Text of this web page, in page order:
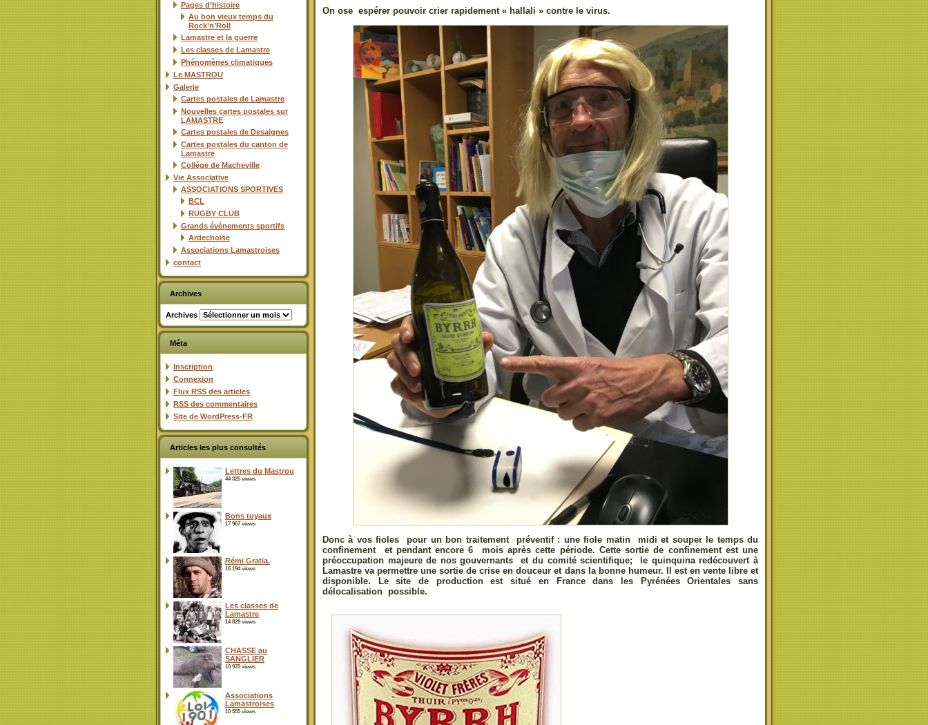
Pages d’histoire
Au bon vieux temps du
Rock’n’Roll
Lamastre et la guerre
Les classes de Lamastre
Phénomènes climatiques
Le MASTROU
Galerie
Cartes postales de Lamastre
Nouvelles cartes postales sur
LAMASTRE
Cartes postales de Desaignes
Cartes postales du canton de
Lamastre
Collège de Macheville
Vie Associative
ASSOCIATIONS SPORTIVES
BCL
RUGBY CLUB
Grands évènements sportifs
Ardechoise
Associations Lamastroises
contact
Archives
Archives
Méta
Inscription
Connexion
Flux RSS des articles
RSS des commentaires
Site de WordPress-FR
Articles les plus consultés
Lettres du Mastrou
44 325 views
Bons tuyaux
17 967 views
Rémi Gratia.
16 194 views
Les classes de
Lamastre
14 828 views
CHASSE au
SANGLIER
10 975 views
Associations
Lamastroises
10 555 views
On ose espérer pouvoir crier rapidement « hallali » contre le virus.
Donc à vos fioles pour un bon traitement préventif : une fiole matin midi et souper le temps du
confinement et pendant encore 6 mois après cette période. Cette sortie de confinement est une
préoccupation majeure de nos gouvernants et du comité scientifique; le quinquina redécouvert à
Lamastre va permettre une sortie de crise en douceur et dans la bonne humeur. Il est en vente libre et
disponible. Le site de production est situé en France dans les Pyrénées Orientales sans
délocalisation possible.